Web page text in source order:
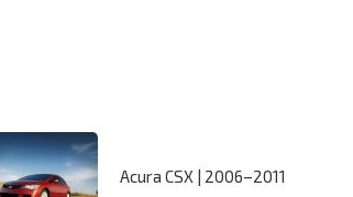
Acura CSX | 2006–2011